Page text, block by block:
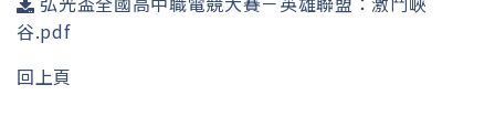
谷.pdf
回上頁